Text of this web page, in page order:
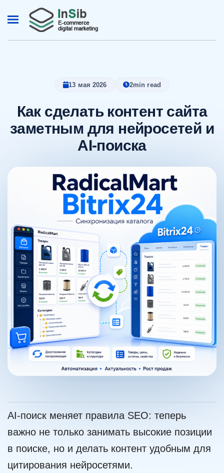
13 мая 2026 2min read
Как сделать контент сайта
заметным для нейросетей и
AI-поиска
AI-поиск меняет правила SEO: теперь
важно не только занимать высокие позиции
в поиске, но и делать контент удобным для
цитирования нейросетями.